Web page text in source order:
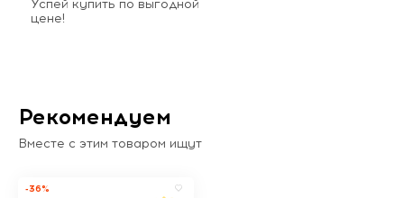
Успей купить по выгодной
цене!
Рекомендуем
Вместе с этим товаром ищут
-36%